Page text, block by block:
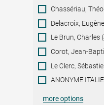
Chassériau,
Delacroix,
Le Brun, Charles
Corot, Jean-
Le Clerc,
ANONYME
more options